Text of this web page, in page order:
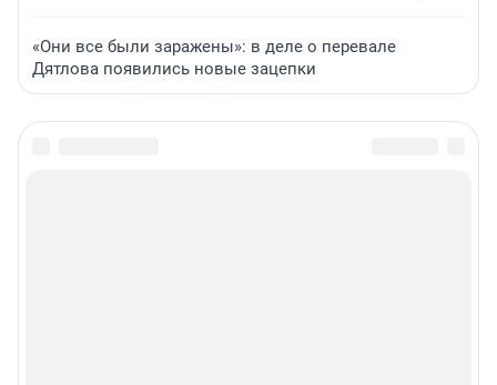
«Они все были заражены»: в деле о перевале
Дятлова появились новые зацепки